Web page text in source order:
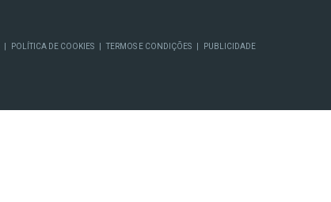
POLÍTICA DE COOKIES TERMOS E CONDIÇÕES PUBLICIDADE